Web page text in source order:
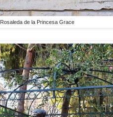
Rosaleda de la Princesa Grace